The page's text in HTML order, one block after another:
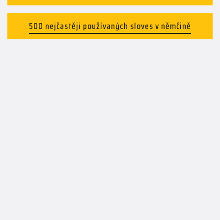
500 nejčastěji používaných sloves v němčině